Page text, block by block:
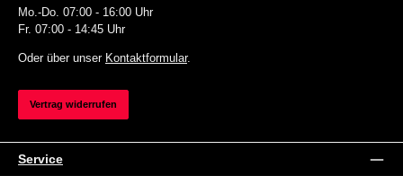
Mo.-Do. 07:00 - 16:00 Uhr
Fr. 07:00 - 14:45 Uhr
Oder über unser Kontaktformular.
Vertrag widerrufen
Service